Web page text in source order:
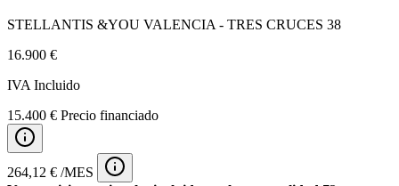
STELLANTIS &YOU VALENCIA - TRES CRUCES 38
16.900 €
IVA Incluido
15.400 € Precio financiado
264,12 € /MES